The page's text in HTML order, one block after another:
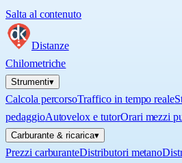
Salta al contenuto
Distanze
Chilometriche
Strumenti▾
Calcola percorsoTraffico in tempo reale
pedaggioAutovelox e tutorOrari mezzi
Carburante & ricarica▾
Prezzi carburanteDistributori metano